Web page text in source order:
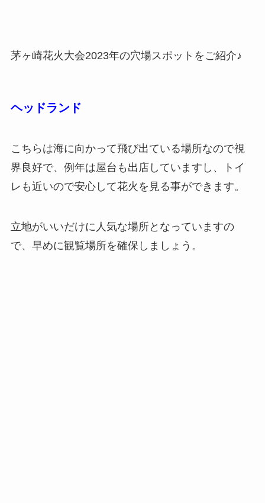
茅ヶ崎花火大会2023年の穴場スポットをご紹介♪
ヘッドランド
こちらは海に向かって飛び出ている場所なので視
界良好で、例年は屋台も出店していますし、トイ
レも近いので安心して花火を見る事ができます。
立地がいいだけに人気な場所となっていますの
で、早めに観覧場所を確保しましょう。